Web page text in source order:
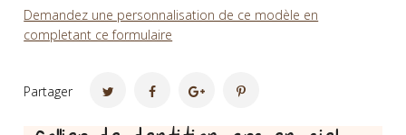
Demandez une personnalisation de ce modèle en
completant ce formulaire
Partager